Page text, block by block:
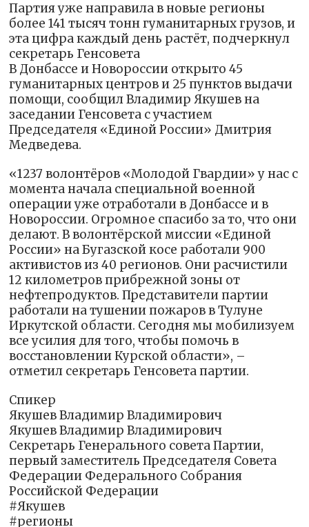
Партия уже направила в новые регионы
более 141 тысяч тонн гуманитарных грузов, и
эта цифра каждый день растёт, подчеркнул
секретарь Генсовета
В Донбассе и Новороссии открыто 45
гуманитарных центров и 25 пунктов выдачи
помощи, сообщил Владимир Якушев на
заседании Генсовета с участием
Председателя «Единой России» Дмитрия
Медведева.
«1237 волонтёров «Молодой Гвардии» у нас с
момента начала специальной военной
операции уже отработали в Донбассе и в
Новороссии. Огромное спасибо за то, что они
делают. В волонтёрской миссии «Единой
России» на Бугазской косе работали 900
активистов из 40 регионов. Они расчистили
12 километров прибрежной зоны от
нефтепродуктов. Представители партии
работали на тушении пожаров в Тулуне
Иркутской области. Сегодня мы мобилизуем
все усилия для того, чтобы помочь в
восстановлении Курской области», –
отметил секретарь Генсовета партии.
Спикер
Якушев Владимир Владимирович
Якушев Владимир Владимирович
Секретарь Генерального совета Партии,
первый заместитель Председателя Совета
Федерации Федерального Собрания
Российской Федерации
#Якушев
#регионы